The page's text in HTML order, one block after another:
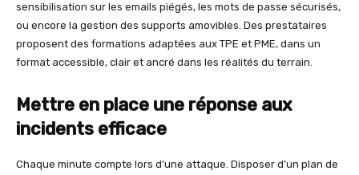
sensibilisation sur les emails piégés, les mots de passe sécurisés,
ou encore la gestion des supports amovibles. Des prestataires
proposent des formations adaptées aux TPE et PME, dans un
format accessible, clair et ancré dans les réalités du terrain.
Mettre en place une réponse aux
incidents efficace
Chaque minute compte lors d’une attaque. Disposer d’un plan de